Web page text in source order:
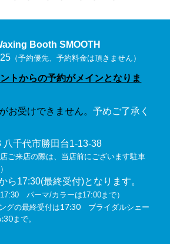
Booth SMOOTH
（予約優先、予約料金は頂きません）
トからの予約がメインとなりま
お受けできません。予めご了承く
八千代市勝田台1-13-38
店ご来店の際は、当店前にございます駐車
ら17:30(最終受付)となります。
17:30 パーマ/カラーは17:00まで）
グの最終受付は17:30 ブライダルシェー
まで。